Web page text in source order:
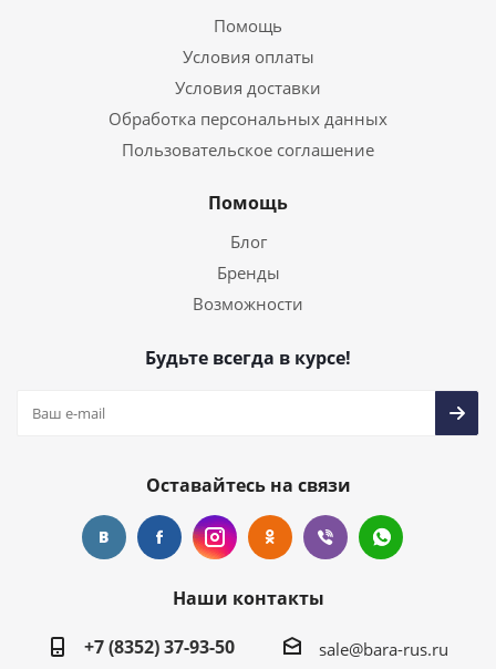
Помощь
Условия оплаты
Условия доставки
Обработка персональных данных
Пользовательское соглашение
Помощь
Блог
Бренды
Возможности
Будьте всегда в курсе!
Оставайтесь на связи
Наши контакты
+7 (8352) 37-93-50
sale@bara-rus.ru